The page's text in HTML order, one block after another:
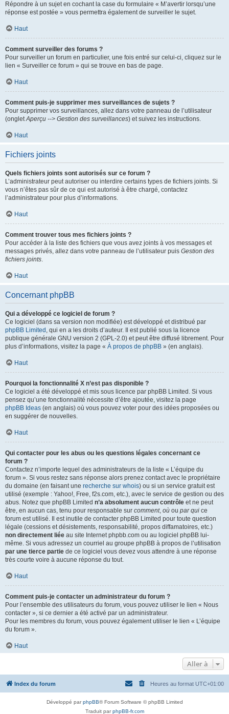
Répondre à un sujet en cochant la case du formulaire « M’avertir lorsqu’une
réponse est postée » vous permettra également de surveiller le sujet.
Haut
Comment surveiller des forums ?
Pour surveiller un forum en particulier, une fois entré sur celui-ci, cliquez sur le
lien « Surveiller ce forum » qui se trouve en bas de page.
Haut
Comment puis-je supprimer mes surveillances de sujets ?
Pour supprimer vos surveillances, allez dans votre panneau de l’utilisateur
(ongletAperçu --> Gestion des surveillances) et suivez les instructions.
Haut
Fichiers joints
Quels fichiers joints sont autorisés sur ce forum ?
L’administrateur peut autoriser ou interdire certains types de fichiers joints. Si
vous n’êtes pas sûr de ce qui est autorisé à être chargé, contactez
l’administrateur pour plus d’informations.
Haut
Comment trouver tous mes fichiers joints ?
Pour accéder à la liste des fichiers que vous avez joints à vos messages et
messages privés, allez dans votre panneau de l’utilisateur puis Gestion des
fichiers joints.
Haut
Concernant phpBB
Qui a développé ce logiciel de forum ?
Ce logiciel (dans sa version non modifiée) est développé et distribué par
phpBB Limited , qui en a les droits d’auteur. Il est publié sous la licence
publique générale GNU version 2 (GPL-2.0) et peut être diffusé librement. Pour
plus d’informations, visitez la page « À propos de phpBB » (en anglais).
Haut
Pourquoi la fonctionnalité X n’est pas disponible ?
Ce logiciel a été développé et mis sous licence par phpBB Limited. Si vous
pensez qu’une fonctionnalité nécessite d’être ajoutée, visitez la page
phpBB Ideas (en anglais) où vous pouvez voter pour des idées proposées ou
en suggérer de nouvelles.
Haut
Qui contacter pour les abus ou les questions légales concernant ce
forum ?
Contactez n’importe lequel des administrateurs de la liste « L’équipe du
forum ». Si vous restez sans réponse alors prenez contact avec le propriétaire
du domaine (en faisant une recherche sur whois) ou si un service gratuit est
utilisé (exemple : Yahoo!, Free, f2s.com, etc.), avec le service de gestion ou des
abus. Notez que phpBB Limited n’a absolument aucun contrôle et ne peut
être, en aucun cas, tenu pour responsable sur comment, où ou par qui ce
forum est utilisé. Il est inutile de contacter phpBB Limited pour toute question
légale (cessions et désistements, responsabilité, propos diffamatoires, etc.)
non directement liée au site Internet phpbb.com ou au logiciel phpBB lui-
même. Si vous adressez un courriel au groupe phpBB à propos de l’utilisation
par une tierce partie de ce logiciel vous devez vous attendre à une réponse
très courte voire à aucune réponse du tout.
Haut
Comment puis-je contacter un administrateur du forum ?
Pour l’ensemble des utilisateurs du forum, vous pouvez utiliser le lien « Nous
contacter », si ce dernier a été activé par un administrateur.
Pour les membres du forum, vous pouvez également utiliser le lien « L’équipe
du forum ».
Haut
Aller à
Index du forum Heures au format UTC+01:00
Développé parphpBB® Forum Software © phpBB Limited
Traduit parphpBB-fr.com